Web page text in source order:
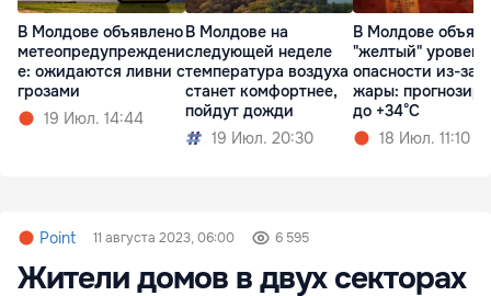
В Молдове объявлено
метеопредупреждени
е: ожидаются ливни с
грозами
19 Июл. 14:44
В Молдове на
следующей неделе
температура воздуха
станет комфортнее,
пойдут дожди
19 Июл. 20:30
В Молдове
"желтый" уровень
опасности из-за
жары:
до +34°C
18 Июл. 11:10
Point 11 августа 2023, 06:00 6 595
Жители домов в двух секторах